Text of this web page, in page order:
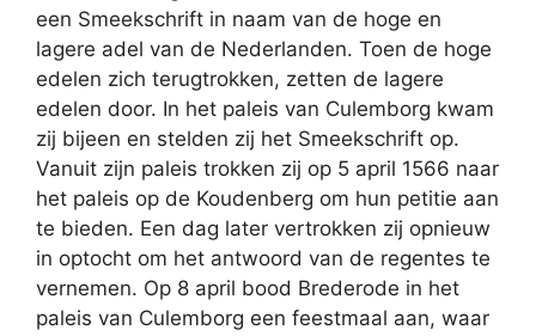
een Smeekschrift in naam van de hoge en
lagere adel van de Nederlanden. Toen de hoge
edelen zich terugtrokken, zetten de lagere
edelen door. In het paleis van Culemborg kwam
zij bijeen en stelden zij het Smeekschrift op.
Vanuit zijn paleis trokken zij op 5 april 1566 naar
het paleis op de Koudenberg om hun petitie aan
te bieden. Een dag later vertrokken zij opnieuw
in optocht om het antwoord van de regentes te
vernemen. Op 8 april bood Brederode in het
paleis van Culemborg een feestmaal aan, waar